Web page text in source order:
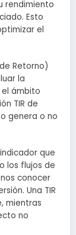
rendimiento
Esto
el
Retorno)
la
ámbito
TIR de
genera o no
que
los flujos de
conocer
Una TIR
mientras
no